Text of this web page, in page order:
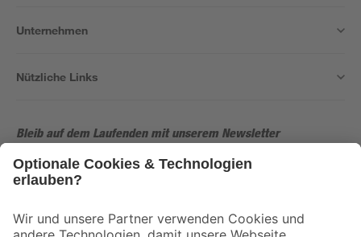
Unternehmen
Nützliche Links
Bleib auf dem Laufenden mit unserem Newsletter
Der toom Newsletter: Keine Angebote und Aktionen mehr verpassen!